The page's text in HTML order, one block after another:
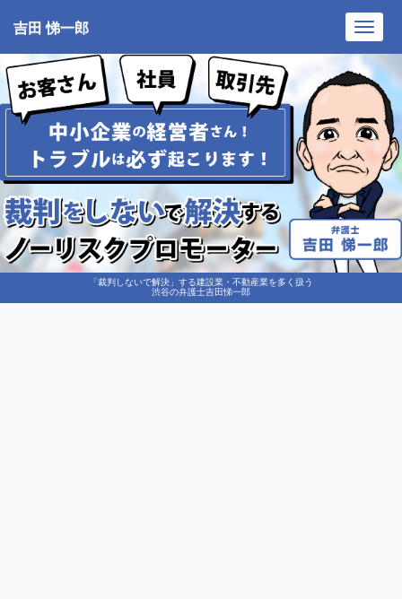
「裁判しないで解決」する建設業・不動産業を多く扱う
渋谷の弁護士吉田悌一郎
吉田 悌一郎